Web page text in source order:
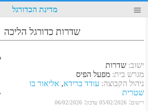
מדינת הכדורגל
שדרות כדורגל הליכה
ישוב: שדרות
מגרש בית: מפעל הפיס
ניהול הקבוצה: עודד ברידא, אליאור בו
שטרית
רישום:
05/02/2026 עדכון:
06/02/2026